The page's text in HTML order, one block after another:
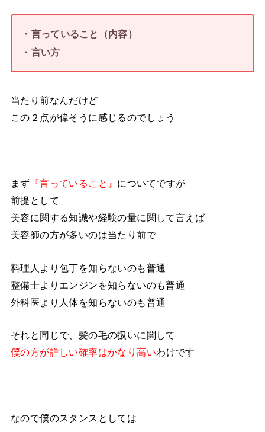
・言っていること（内容）
・言い方
当たり前なんだけど
この２点が偉そうに感じるのでしょう
まず 『言っていること』 についてですが
前提として
美容に関する知識や経験の量に関して言えば
美容師の方が多いのは当たり前で
料理人より包丁を知らないのも普通
整備士よりエンジンを知らないのも普通
外科医より人体を知らないのも普通
それと同じで、髪の毛の扱いに関して
僕の方が詳しい確率はかなり高いわけです
なので僕のスタンスとしては